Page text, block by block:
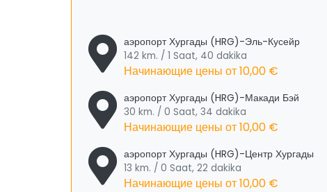
аэропорт Хургады (HRG)-Эль-Кусейр
142 km. / 1 Saat, 40 dakika
Начинающие цены от10,00 €
аэропорт Хургады (HRG)-Макади Бэй
30 km. / 0 Saat, 34 dakika
Начинающие цены от10,00 €
аэропорт Хургады (HRG)-Центр Хургады
13 km. / 0 Saat, 22 dakika
Начинающие цены от10,00 €